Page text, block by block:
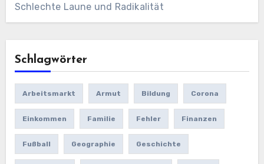
Schlechte Laune und Radikalität
Schlagwörter
Arbeitsmarkt Armut Bildung Corona
Einkommen Familie Fehler Finanzen
Fußball Geographie Geschichte